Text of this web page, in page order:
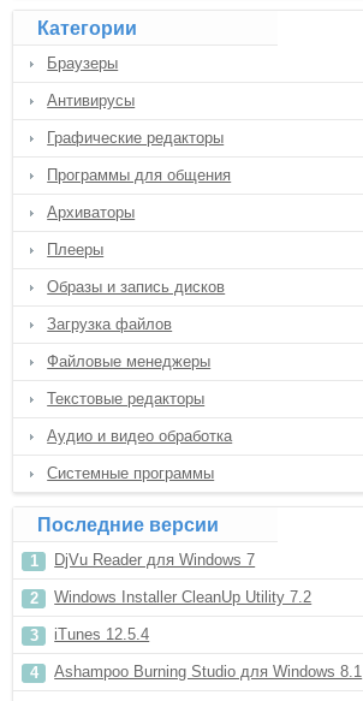
Категории
Браузеры
Антивирусы
Графические редакторы
Программы для общения
Архиваторы
Плееры
Образы и запись дисков
Загрузка файлов
Файловые менеджеры
Текстовые редакторы
Аудио и видео обработка
Системные программы
Последние версии
DjVu Reader для Windows 7
Windows Installer CleanUp Utility 7.2
iTunes 12.5.4
Ashampoo Burning Studio для Windows 8.1